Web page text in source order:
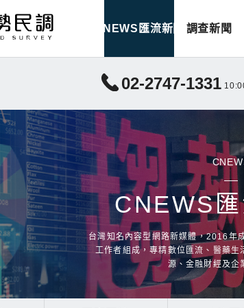
CNEWS匯流新聞 調查新聞
02-2747-1331
CNEWS
台灣知名內容型網路新媒體，2016年
工作者組成，專精數位匯流、醫藥
源、金融財經及企